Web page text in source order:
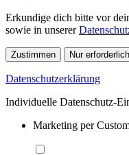
Erkundige dich bitte vor
sowie in unserer
Zustimmen Nur
Datenschutzerklärung
Individuelle Datenschutz-
Marketing per